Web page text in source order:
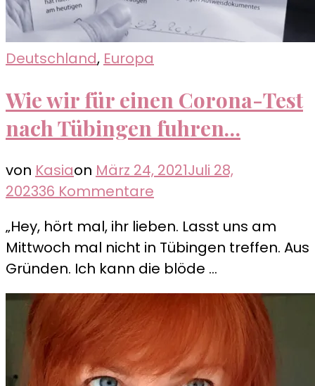
Deutschland, Europa
Wie wir für einen Corona-Test
nach Tübingen fuhren…
von Kasiaon März 24, 2021Juli 28,
202336 Kommentare
wir
für
einen
Corona-
Test
nach
Tübingen
fuhren…
„Hey, hört mal, ihr lieben. Lasst uns am
Mittwoch mal nicht in Tübingen treffen. Aus
Gründen. Ich kann die blöde …